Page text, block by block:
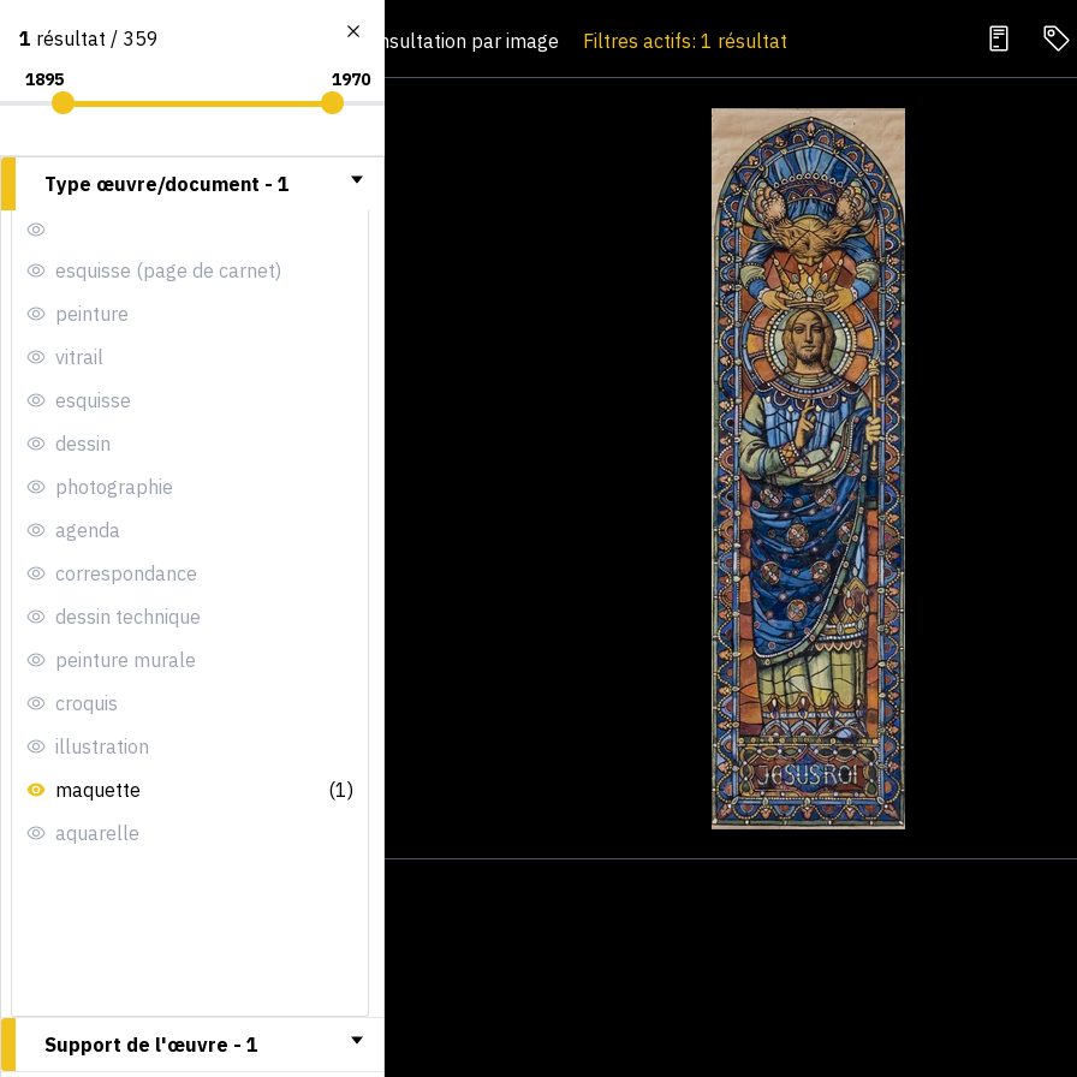
Consultation par image Filtres actifs: 1 résultat
1 résultat / 359
Type œuvre/document - 1
esquisse (page de carnet)
peinture
vitrail
esquisse
dessin
photographie
agenda
correspondance
dessin technique
peinture murale
croquis
illustration
maquette
(1)
aquarelle
Support de l'œuvre - 1